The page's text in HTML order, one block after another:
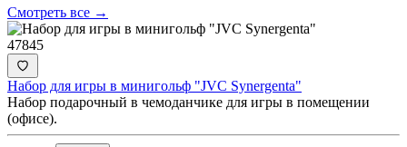
Смотреть все →
47845
Набор для игры в минигольф "JVC Synergenta"
Набор подарочный в чемоданчике для игры в помещении
(офисе).